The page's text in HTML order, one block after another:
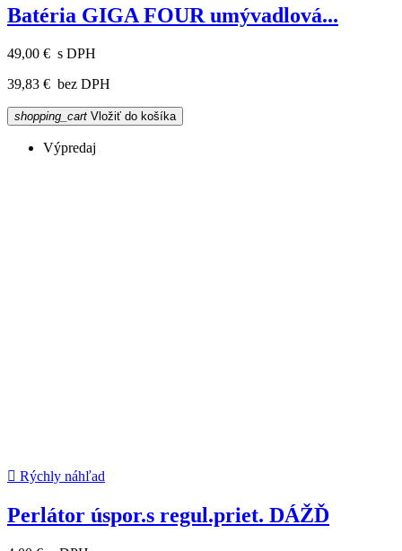
Batéria GIGA FOUR umývadlová...
49,00 € s DPH
39,83 € bez DPH
shopping_cart Vložiť do košíka
Výpredaj
 Rýchly náhľad
Perlátor úspor.s regul.priet. DÁŽĎ